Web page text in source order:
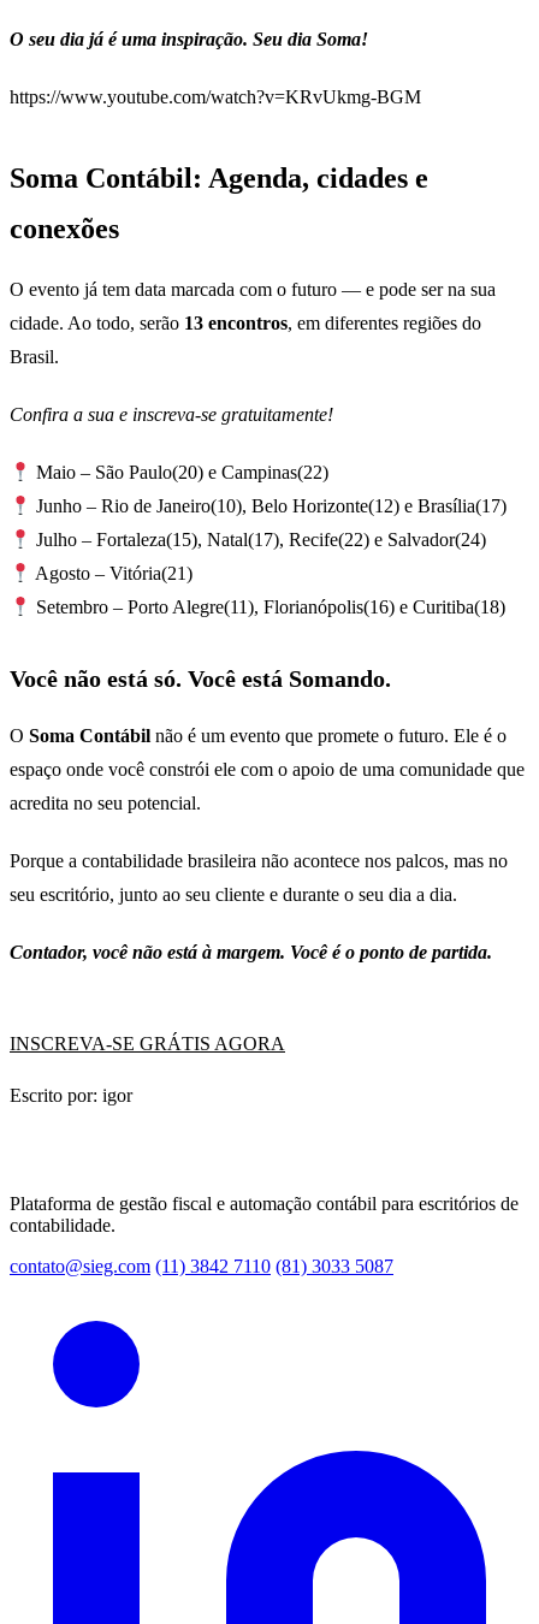
O seu dia já é uma inspiração. Seu dia Soma!
https://www.youtube.com/watch?v=KRvUkmg-BGM
Soma Contábil: Agenda, cidades e
conexões
O evento já tem data marcada com o futuro — e pode ser na sua
cidade. Ao todo, serão 13 encontros, em diferentes regiões do
Brasil.
Confira a sua e inscreva-se gratuitamente!
Maio – São Paulo(20) e Campinas(22)
Junho – Rio de Janeiro(10), Belo Horizonte(12) e Brasília(17)
Julho – Fortaleza(15), Natal(17), Recife(22) e Salvador(24)
Agosto – Vitória(21)
Setembro – Porto Alegre(11), Florianópolis(16) e Curitiba(18)
Você não está só. Você está Somando.
O Soma Contábil não é um evento que promete o futuro. Ele é o
espaço onde você constrói ele com o apoio de uma comunidade que
acredita no seu potencial.
Porque a contabilidade brasileira não acontece nos palcos, mas no
seu escritório, junto ao seu cliente e durante o seu dia a dia.
Contador, você não está à margem. Você é o ponto de partida.
INSCREVA-SE GRÁTIS AGORA
Escrito por: igor
Plataforma de gestão fiscal e automação contábil para escritórios de
contabilidade.
contato@sieg.com (11) 3842 7110 (81) 3033 5087